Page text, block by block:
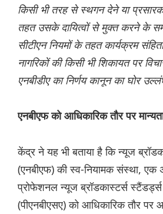
किसी भी तरह से स्थगन देने या
तहत उसके दायित्वों से मुक्त करने के
सीटीएन नियमों के तहत कार्यक्रम
नागरिकों की किसी भी शिकायत पर
एनबीडीए का निर्णय कानून का घोर
एनबीएफ को आधिकारिक तौर पर
केंद्र ने यह भी बताया है कि न्यूज
(एनबीएफ) की स्व-नियामक संस्था,
प्रोफेशनल न्यूज ब्रॉडकास्टर्स स्टैंडर्ड्स
(पीएनबीएसए) को आधिकारिक तौर पर